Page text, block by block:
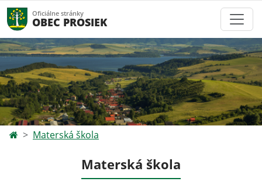
Oficiálne stránky
OBEC PROSIEK
Materská škola
Materská škola